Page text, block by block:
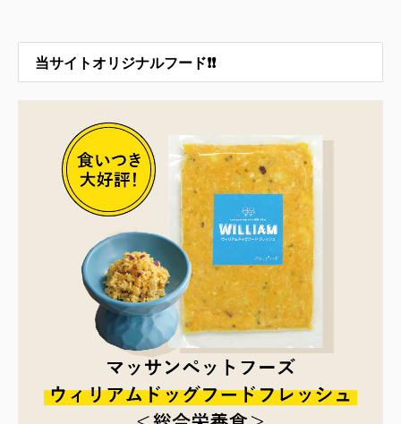
当サイトオリジナルフード❗❗